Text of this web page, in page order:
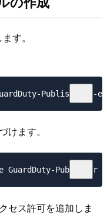
す。
けます。
セス許可を追加しま